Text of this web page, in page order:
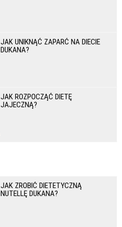
JAK UNIKNĄĆ ZAPARĆ NA DIECIE
DUKANA?
JAK ROZPOCZĄĆ DIETĘ
JAJECZNĄ?
JAK ZROBIĆ DIETETYCZNĄ
NUTELLĘ DUKANA?